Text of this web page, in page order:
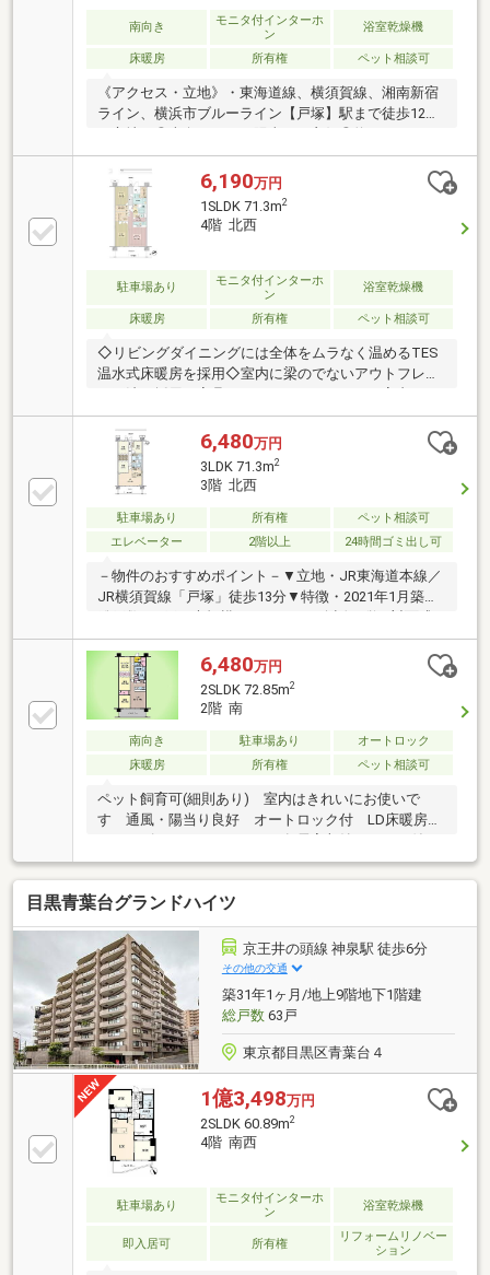
南向き
モニタ付インターホ
ン
浴室乾燥機
床暖房 所有権 ペット相談可
《アクセス・立地》・東海道線、横須賀線、湘南新宿
ライン、横浜市ブルーライン【戸塚】駅まで徒歩12分
専用庭付き住戸◎LDに床暖房設置◎室内は、床の段差
をできる限り解消したフラットフロア設計◎お年寄り
や小さなお子様に配慮した設計◎システムキッチン
は、リビングを見渡せるカウンター式。◎キッチンに
は、食洗機、ディスポーザー、浄水器設置◎浴室暖房
換気乾燥機設置◎お湯はり、足し湯、保温、追いだき
がスイッチ1つで可能なオートバス機能。◎24時間換
気システムを採用◎ペット飼育可（管理規約等による
制限あり）◎玄関横に個別宅配BOX
6,190万円
1SLDK 71.3m2
4階 北西
駐車場あり
モニタ付インターホ
ン
浴室乾燥機
床暖房 所有権 ペット相談可
◇リビングダイニングには全体をムラなく温めるTES
温水式床暖房を採用◇室内に梁のでないアウトフレー
広々とお使いいただけます！◇キッチンにはディスポ
ーザや食洗器等、暮らしを便利にする設備あり◇ウォ
ークインクローゼットや納戸など収納豊富な間取り！
◇窓ガラスは断熱性に優れ、結露の発生を抑制するペ
アガラスを採用◇ペット飼育可！（規約有）◇イオン
スタイル戸塚まで徒歩1分
6,480万円
3LDK 71.3m2
3階 北西
駐車場あり 所有権
ペット相談可
エレベーター
2階以上 24時間ゴミ出し可
－物件のおすすめポイント－▼立地・JR東海道本線／
JR横須賀線「戸塚」徒歩13分▼特徴・2021年1月築、
キッチン、カウンター付・ゲストルーム・パーティー
ルーム等の共用施設有・コンシェルジュサービス有・
24時間ゴミ出し可・ペット飼育可(細則有)▼設備・個
別宅配ボックス・デリボックス・オートロックセキュ
リティ・災害時ICTサービス含む防災システム▼周辺
環境・イオンスタイル戸塚 徒歩2分(約160m)■ ご希望
の住まい探しをお手伝いします ━━━━━・・・物件
6,480万円
2SLDK 72.85m2
2階 南
南向き 駐車場あり
オートロック
床暖房
所有権 ペット相談可
ペット飼育可(細則あり) 室内はきれいにお使いで
す 通風・陽当り良好 オートロック付 LD床暖房
き 納戸 コンビニ徒歩約5分 スーパー徒歩約1分
目黒青葉台グランドハイツ
京王井の頭線 神泉駅 徒歩6分
その他の交通
築31年1ヶ月/地上9階地下1階建
総戸数63戸
東京都目黒区青葉台４
1億3,498万円
2SLDK 60.89m2
4階 南西
駐車場あり
モニタ付インターホ
ン
浴室乾燥機
即入居可 所有権
リフォームリノベー
ション